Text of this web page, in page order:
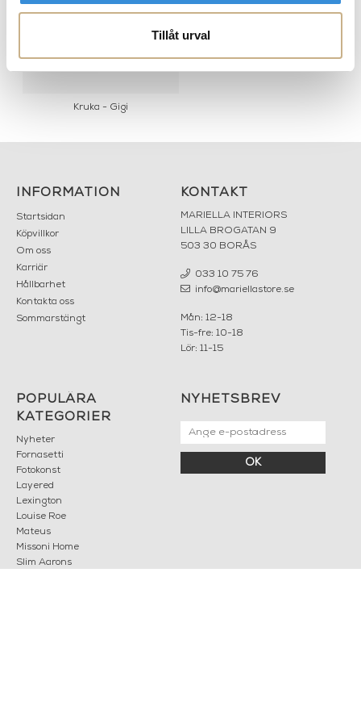
Tillåt urval
Kruka - Gigi
INFORMATION
Startsidan
Köpvillkor
Om oss
Karriär
Hållbarhet
Kontakta oss
Sommarstängt
KONTAKT
MARIELLA INTERIORS
LILLA BROGATAN 9
503 30 BORÅS
033 10 75 76
info@mariellastore.se
Mån: 12-18
Tis-fre: 10-18
Lör: 11-15
POPULÄRA
KATEGORIER
Nyheter
Fornasetti
Fotokonst
Layered
Lexington
Louise Roe
Mateus
Missoni Home
Slim Aarons
NYHETSBREV
OK